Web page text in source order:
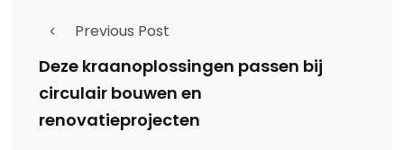
Previous Post
Deze kraanoplossingen passen bij
circulair bouwen en
renovatieprojecten